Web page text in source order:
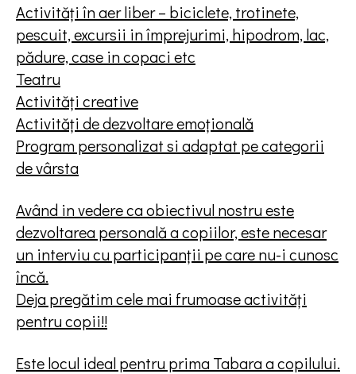
Activități în aer liber – biciclete, trotinete,
pescuit, excursii in împrejurimi, hipodrom, lac,
pădure, case in copaci etc
Teatru
Activități creative
Activități de dezvoltare emoțională
Program personalizat si adaptat pe categorii
de vârsta
Având in vedere ca obiectivul nostru este
dezvoltarea personală a copiilor, este necesar
un interviu cu participanții pe care nu-i cunosc
încă.
Deja pregătim cele mai frumoase activități
pentru copii!!
Este locul ideal pentru prima Tabara a copilului.